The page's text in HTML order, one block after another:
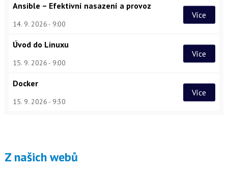
Ansible – Efektivní nasazení a provoz
14. 9. 2026 9:00
Více
Úvod do Linuxu
15. 9. 2026 9:00
Více
Docker
15. 9. 2026 9:30
Více
Z našich webů